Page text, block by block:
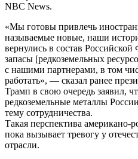
NBC News.
«Мы готовы привлечь
называемые новые, наши
вернулись в состав
запасы [редкоземельных
с нашими партнерами, в том
работать», — сказал ранее
Трамп в свою очередь
редкоземельные металлы
тему сотрудничества.
Такая перспектива американо-
пока вызывает тревогу у
отрасли.